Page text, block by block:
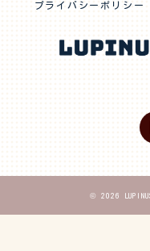
プライバシーポリシー
© 2026 LUPINUS